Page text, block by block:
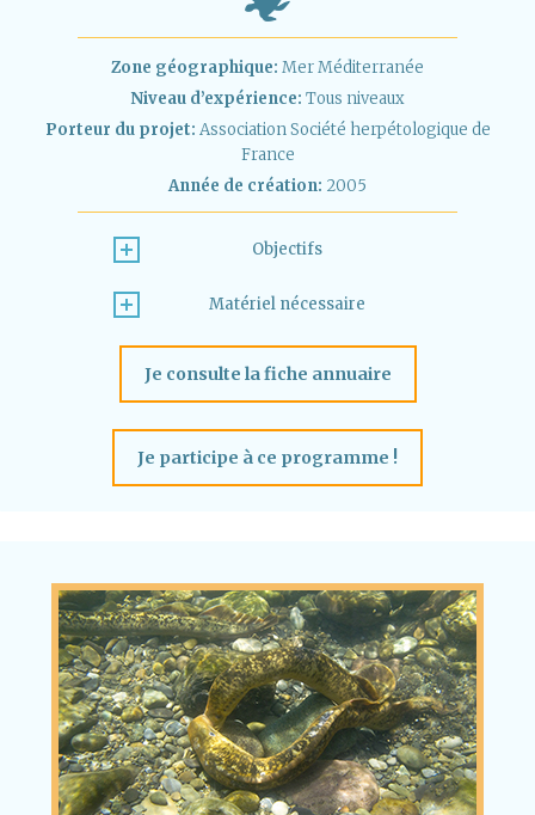
Zone géographique: Mer Méditerranée
Niveau d’expérience: Tous niveaux
Porteur du projet: Association Société herpétologique de
France
Année de création: 2005
Objectifs
Matériel nécessaire
Je consulte la fiche annuaire
Je participe à ce programme !